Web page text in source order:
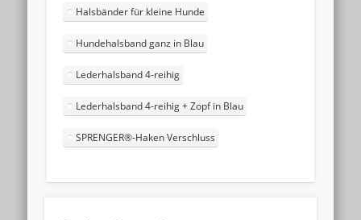
Halsbänder für kleine Hunde
Hundehalsband ganz in Blau
Lederhalsband 4-reihig
Lederhalsband 4-reihig + Zopf in Blau
SPRENGER®-Haken Verschluss